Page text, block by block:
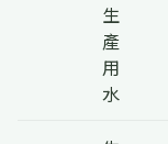
生
產
用
水